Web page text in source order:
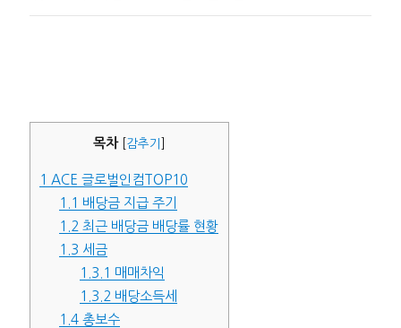
쓴
성
목차 감추기
1 ACE 글로벌인컴TOP10
1.1 배당금 지급 주기
1.2 최근 배당금 배당률 현황
1.3 세금
1.3.1 매매차익
1.3.2 배당소득세
1.4 총보수